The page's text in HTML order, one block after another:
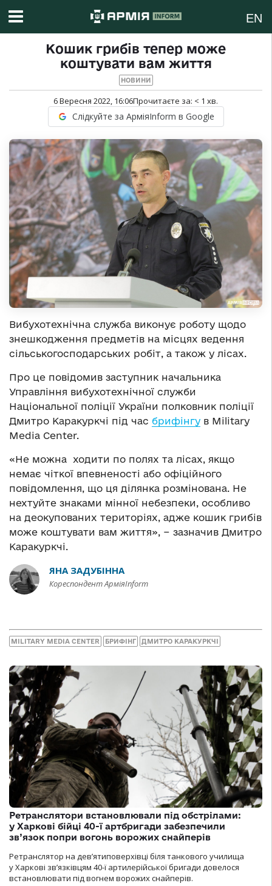
EN
Кошик грибів тепер може
коштувати вам життя
НОВИНИ
6 Вересня 2022, 16:06Прочитаєте за: < 1 хв.
Слідкуйте за АрміяInform в Google
Вибухотехнічна служба виконує роботу щодо
знешкодження предметів на місцях ведення
сільськогосподарських робіт, а також у лісах.
Про це повідомив заступник начальника
Управління вибухотехнічної служби
Національної поліції України полковник поліції
Дмитро Каракуркчі під час брифінгу в Military
Media Center.
«Не можна ходити по полях та лісах, якщо
немає чіткої впевненості або офіційного
повідомлення, що ця ділянка розмінована. Не
нехтуйте знаками мінної небезпеки, особливо
на деокупованих територіях, адже кошик грибів
може коштувати вам життя», − зазначив Дмитро
Каракуркчі.
ЯНА ЗАДУБІННА
Кореспондент АрміяInform
MILITARY MEDIA CENTER БРИФІНГ ДМИТРО КАРАКУРКЧІ
Ретранслятори встановлювали під обстрілами:
у Харкові бійці 40-ї артбригади забезпечили
зв’язок попри вогонь ворожих снайперів
Ретранслятор на дев’ятиповерхівці біля танкового училища
у Харкові зв’язківцям 40-ї артилерійської бригади довелося
встановлювати під вогнем ворожих снайперів.